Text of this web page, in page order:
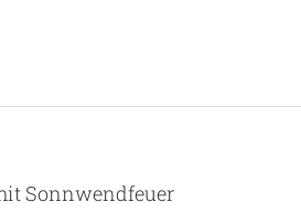
Sonnwendfeuer